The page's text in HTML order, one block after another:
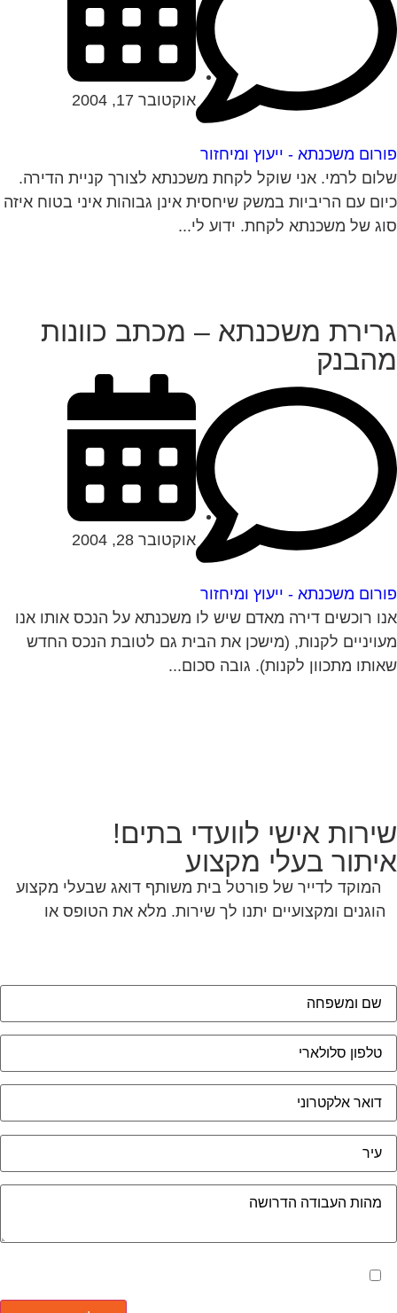
משכנתא - ייעוץ ומיחזור
אוקטובר 17, 2004
לרמי. אני שוקל לקחת משכנתא לצורך קניית הדירה.
עם הריביות במשק שיחסית אינן גבוהות איני בטוח איזה
של משכנתא לקחת. ידוע לי...
משכנתא – מכתב כוונות
משכנתא - ייעוץ ומיחזור
אוקטובר 28, 2004
רוכשים דירה מאדם שיש לו משכנתא על הנכס אותו אנו
לקנות, (מישכן את הבית גם לטובת הנכס החדש
מתכוון לקנות). גובה סכום...
אישי לוועדי בתים!
בעלי מקצוע
המוקד לדייר של פורטל בית משותף דואג שבעלי מקצוע
הוגנים ומקצועיים יתנו לך שירות. מלא את הטופס אולחץ
מאשר את תנאי הפרטיות